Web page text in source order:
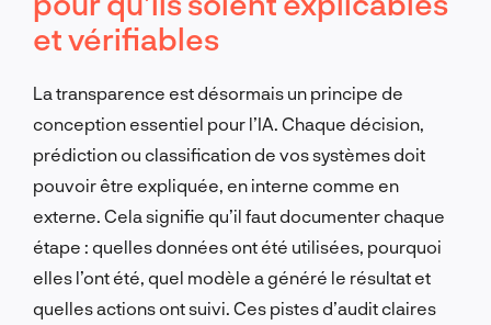
et vérifiables
La transparence est désormais un principe de
conception essentiel pour l’IA. Chaque décision,
prédiction ou classification de vos systèmes doit
pouvoir être expliquée, en interne comme en
externe. Cela signifie qu’il faut documenter chaque
étape : quelles données ont été utilisées, pourquoi
elles l’ont été, quel modèle a généré le résultat et
quelles actions ont suivi. Ces pistes d’audit claires